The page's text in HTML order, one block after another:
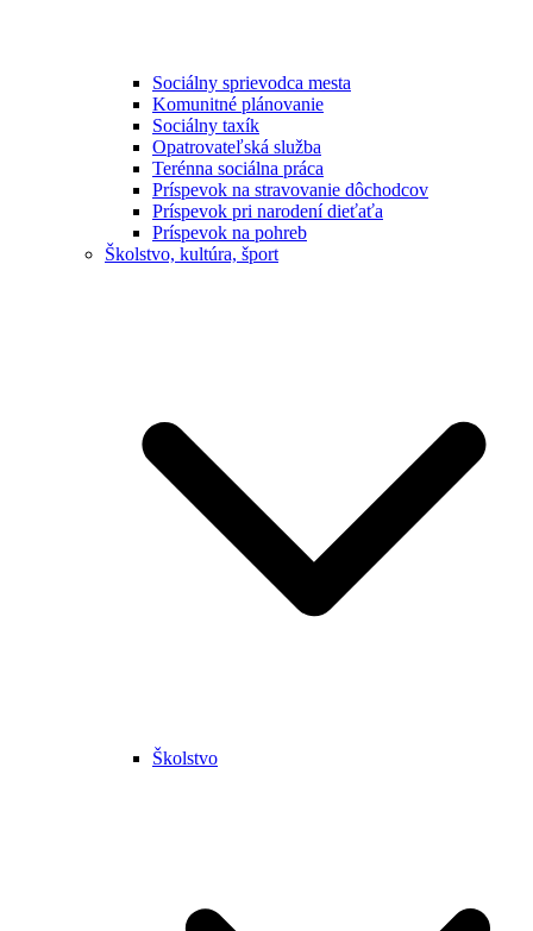
Sociálny sprievodca mesta
Komunitné plánovanie
Sociálny taxík
Opatrovateľská služba
Terénna sociálna práca
Príspevok na stravovanie dôchodcov
Príspevok pri narodení dieťaťa
Príspevok na pohreb
Školstvo, kultúra, šport
Školstvo